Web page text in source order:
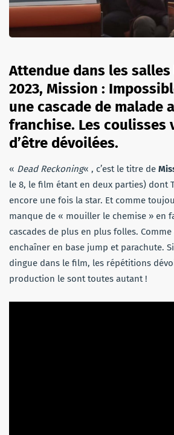
Attendue dans les
2023, Mission :
une cascade de malade
franchise. Les coulisses
d’être dévoilées.
« Dead Reckoning« , c’est le titre de
le 8, le film étant en deux parties) dont
encore une fois la star. Et comme
manque de « mouiller le chemise » en
cascades de plus en plus folles.
enchaîner en base jump et parachute.
dingue dans le film, les répétitions
production le sont toutes autant !